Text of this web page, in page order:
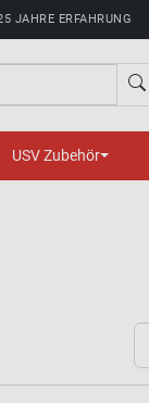
JAHRE ERFAHRUNG
USV Zubehör